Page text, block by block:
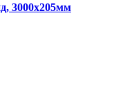
3000х205мм